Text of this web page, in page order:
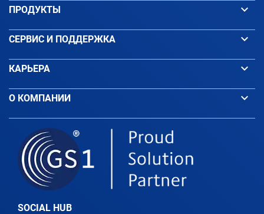
ПРОДУКТЫ keyboard_arrow_down
СЕРВИС И ПОДДЕРЖКА keyboard_arrow_down
КАРЬЕРА keyboard_arrow_down
О КОМПАНИИ keyboard_arrow_down
SOCIAL HUB